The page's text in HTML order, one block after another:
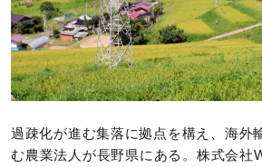
過疎化が進む集落に拠点を構え、海外
む農業法人が長野県にある。株式会社